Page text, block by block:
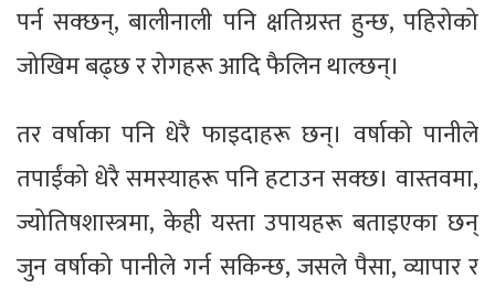
पर्न सक्छन्, बालीनाली पनि क्षतिग्रस्त हुन्छ, पहिरोको
जोखिम बढ्छ र रोगहरू आदि फैलिन थाल्छन्।
तर वर्षाका पनि धेरै फाइदाहरू छन्। वर्षाको पानीले
तपाईंको धेरै समस्याहरू पनि हटाउन सक्छ। वास्तवमा,
ज्योतिषशास्त्रमा, केही यस्ता उपायहरू बताइएका छन्
जुन वर्षाको पानीले गर्न सकिन्छ, जसले पैसा, व्यापार र